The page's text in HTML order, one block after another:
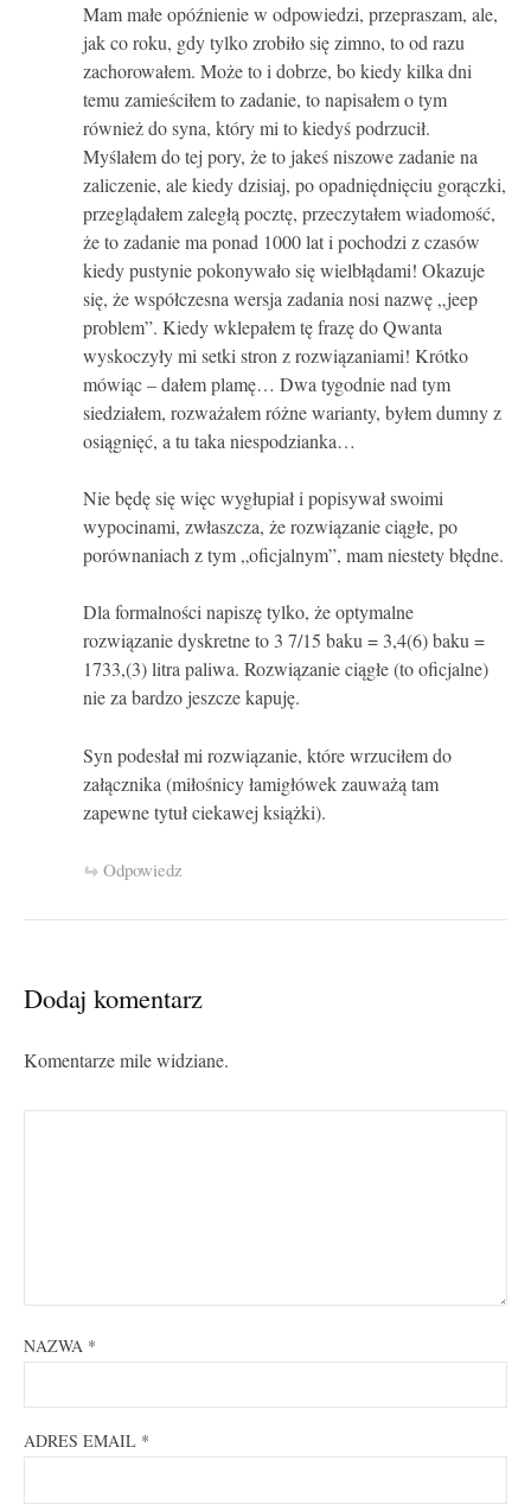
Mam małe opóźnienie w odpowiedzi, przepraszam, ale,
jak co roku, gdy tylko zrobiło się zimno, to od razu
zachorowałem. Może to i dobrze, bo kiedy kilka dni
temu zamieściłem to zadanie, to napisałem o tym
również do syna, który mi to kiedyś podrzucił.
Myślałem do tej pory, że to jakeś niszowe zadanie na
zaliczenie, ale kiedy dzisiaj, po opadniędnięciu gorączki,
przeglądałem zaległą pocztę, przeczytałem wiadomość,
że to zadanie ma ponad 1000 lat i pochodzi z czasów
kiedy pustynie pokonywało się wielbłądami! Okazuje
się, że współczesna wersja zadania nosi nazwę „jeep
problem”. Kiedy wklepałem tę frazę do Qwanta
wyskoczyły mi setki stron z rozwiązaniami! Krótko
mówiąc – dałem plamę… Dwa tygodnie nad tym
siedziałem, rozważałem różne warianty, byłem dumny z
osiągnięć, a tu taka niespodzianka…
Nie będę się więc wygłupiał i popisywał swoimi
wypocinami, zwłaszcza, że rozwiązanie ciągłe, po
porównaniach z tym „oficjalnym”, mam niestety błędne.
Dla formalności napiszę tylko, że optymalne
rozwiązanie dyskretne to 3 7/15 baku = 3,4(6) baku =
1733,(3) litra paliwa. Rozwiązanie ciągłe (to oficjalne)
nie za bardzo jeszcze kapuję.
Syn podesłał mi rozwiązanie, które wrzuciłem do
załącznika (miłośnicy łamigłówek zauważą tam
zapewne tytuł ciekawej książki).
Odpowiedz
Dodaj komentarz
Komentarze mile widziane.
NAZWA *
ADRES EMAIL *